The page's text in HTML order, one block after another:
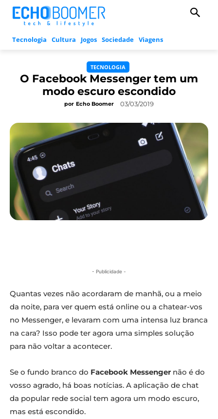
Tecnologia Cultura Jogos Sociedade Viagens
TECNOLOGIA
O Facebook Messenger tem um
modo escuro escondido
por Echo Boomer 03/03/2019
- Publicidade -
Quantas vezes não acordaram de manhã, ou a meio
da noite, para ver quem está online ou a chatear-vos
no Messenger, e levaram com uma intensa luz branca
na cara? Isso pode ter agora uma simples solução
para não voltar a acontecer.
Se o fundo branco do Facebook Messenger não é do
vosso agrado, há boas notícias. A aplicação de chat
da popular rede social tem agora um modo escuro,
mas está escondido.